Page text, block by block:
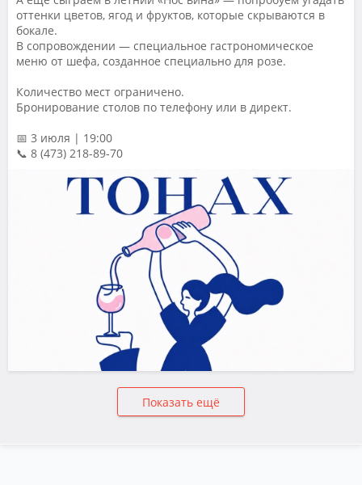
оттенки цветов, ягод и фруктов, которые скрываются в
бокале.
В сопровождении — специальное гастрономическое
меню от шефа, созданное специально для розе.
Количество мест ограничено.
Бронирование столов по телефону или в директ.
📅 3 июля | 19:00
📞 8 (473) 218-89-70
Показать ещё